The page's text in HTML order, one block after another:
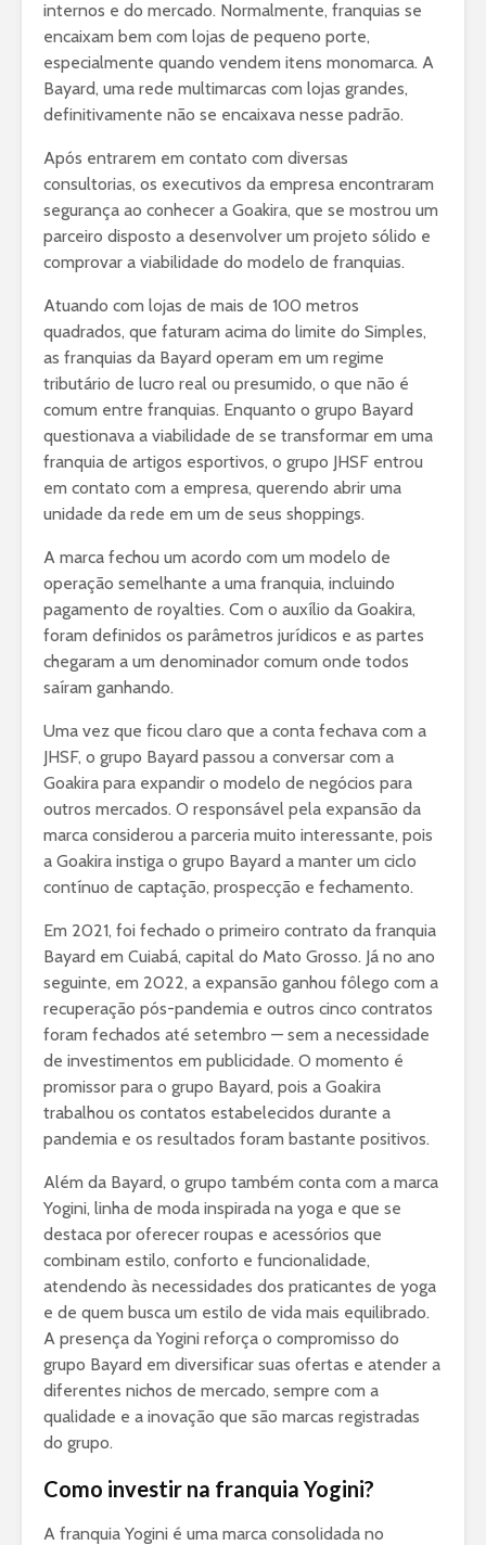
internos e do mercado. Normalmente, franquias se
encaixam bem com lojas de pequeno porte,
especialmente quando vendem itens monomarca. A
Bayard, uma rede multimarcas com lojas grandes,
definitivamente não se encaixava nesse padrão.
Após entrarem em contato com diversas
consultorias, os executivos da empresa encontraram
segurança ao conhecer a Goakira, que se mostrou um
parceiro disposto a desenvolver um projeto sólido e
comprovar a viabilidade do modelo de franquias.
Atuando com lojas de mais de 100 metros
quadrados, que faturam acima do limite do Simples,
as franquias da Bayard operam em um regime
tributário de lucro real ou presumido, o que não é
comum entre franquias. Enquanto o grupo Bayard
questionava a viabilidade de se transformar em uma
franquia de artigos esportivos, o grupo JHSF entrou
em contato com a empresa, querendo abrir uma
unidade da rede em um de seus shoppings.
A marca fechou um acordo com um modelo de
operação semelhante a uma franquia, incluindo
pagamento de royalties. Com o auxílio da Goakira,
foram definidos os parâmetros jurídicos e as partes
chegaram a um denominador comum onde todos
saíram ganhando.
Uma vez que ficou claro que a conta fechava com a
JHSF, o grupo Bayard passou a conversar com a
Goakira para expandir o modelo de negócios para
outros mercados. O responsável pela expansão da
marca considerou a parceria muito interessante, pois
a Goakira instiga o grupo Bayard a manter um ciclo
contínuo de captação, prospecção e fechamento.
Em 2021, foi fechado o primeiro contrato da franquia
Bayard em Cuiabá, capital do Mato Grosso. Já no ano
seguinte, em 2022, a expansão ganhou fôlego com a
recuperação pós-pandemia e outros cinco contratos
foram fechados até setembro — sem a necessidade
de investimentos em publicidade. O momento é
promissor para o grupo Bayard, pois a Goakira
trabalhou os contatos estabelecidos durante a
pandemia e os resultados foram bastante positivos.
Além da Bayard, o grupo também conta com a marca
Yogini, linha de moda inspirada na yoga e que se
destaca por oferecer roupas e acessórios que
combinam estilo, conforto e funcionalidade,
atendendo às necessidades dos praticantes de yoga
e de quem busca um estilo de vida mais equilibrado.
A presença da Yogini reforça o compromisso do
grupo Bayard em diversificar suas ofertas e atender a
diferentes nichos de mercado, sempre com a
qualidade e a inovação que são marcas registradas
do grupo.
Como investir na franquia Yogini?
A franquia Yogini é uma marca consolidada no